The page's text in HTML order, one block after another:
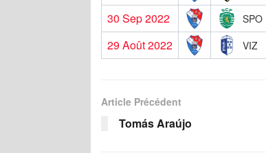
30 Sep 2022
SPO
29 Août 2022
VIZ
Article Précédent
Tomás Araújo